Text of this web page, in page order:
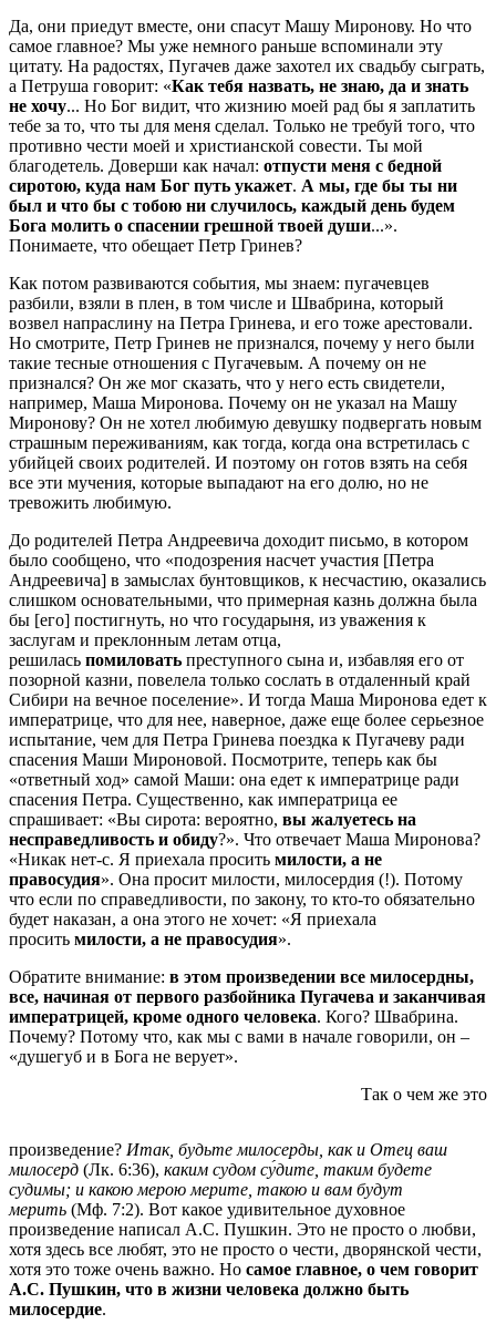
Да, они приедут вместе, они спасут Машу Миронову. Но что
самое главное? Мы уже немного раньше вспоминали эту
цитату. На радостях, Пугачев даже захотел их свадьбу сыграть,
а Петруша говорит: «Как тебя назвать, не знаю, да и знать
не хочу... Но Бог видит, что жизнию моей рад бы я заплатить
тебе за то, что ты для меня сделал. Только не требуй того, что
противно чести моей и христианской совести. Ты мой
благодетель. Доверши как начал: отпусти меня с бедной
сиротою, куда нам Бог путь укажет. А мы, где бы ты ни
был и что бы с тобою ни случилось, каждый день будем
Бога молить о спасении грешной твоей души...».
Понимаете, что обещает Петр Гринев?
Как потом развиваются события, мы знаем: пугачевцев
разбили, взяли в плен, в том числе и Швабрина, который
возвел напраслину на Петра Гринева, и его тоже арестовали.
Но смотрите, Петр Гринев не признался, почему у него были
такие тесные отношения с Пугачевым. А почему он не
признался? Он же мог сказать, что у него есть свидетели,
например, Маша Миронова. Почему он не указал на Машу
Миронову? Он не хотел любимую девушку подвергать новым
страшным переживаниям, как тогда, когда она встретилась с
убийцей своих родителей. И поэтому он готов взять на себя
все эти мучения, которые выпадают на его долю, но не
тревожить любимую.
До родителей Петра Андреевича доходит письмо, в котором
было сообщено, что «подозрения насчет участия [Петра
Андреевича] в замыслах бунтовщиков, к несчастию, оказались
слишком основательными, что примерная казнь должна была
бы [его] постигнуть, но что государыня, из уважения к
заслугам и преклонным летам отца,
решилась помиловать преступного сына и, избавляя его от
позорной казни, повелела только сослать в отдаленный край
Сибири на вечное поселение». И тогда Маша Миронова едет к
императрице, что для нее, наверное, даже еще более серьезное
испытание, чем для Петра Гринева поездка к Пугачеву ради
спасения Маши Мироновой. Посмотрите, теперь как бы
«ответный ход» самой Маши: она едет к императрице ради
спасения Петра. Существенно, как императрица ее
спрашивает: «Вы сирота: вероятно, вы жалуетесь на
несправедливость и обиду?». Что отвечает Маша Миронова?
«Никак нет-с. Я приехала просить милости, а не
правосудия». Она просит милости, милосердия (!). Потому
что если по справедливости, по закону, то кто-то обязательно
будет наказан, а она этого не хочет: «Я приехала
просить милости, а не правосудия».
Обратите внимание: в этом произведении все милосердны,
все, начиная от первого разбойника Пугачева и заканчивая
императрицей, кроме одного человека. Кого? Швабрина.
Почему? Потому что, как мы с вами в начале говорили, он –
«душегуб и в Бога не верует».
Так о чем же это
произведение? Итак, будьте милосерды, как и Отец ваш
милосерд (Лк. 6:36), каким судом су́дите, таким будете
судимы; и какою мерою мерите, такою и вам будут
мерить (Мф. 7:2). Вот какое удивительное духовное
произведение написал А.С. Пушкин. Это не просто о любви,
хотя здесь все любят, это не просто о чести, дворянской чести,
хотя это тоже очень важно. Но самое главное, о чем говорит
А.С. Пушкин, что в жизни человека должно быть
милосердие.